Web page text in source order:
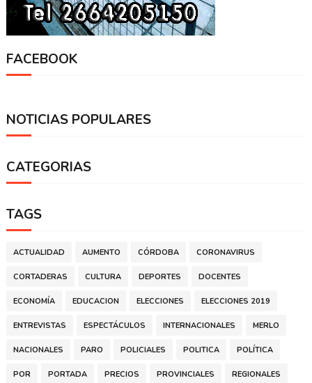
FACEBOOK
NOTICIAS POPULARES
CATEGORIAS
TAGS
ACTUALIDAD AUMENTO CÓRDOBA CORONAVIRUS
CORTADERAS CULTURA DEPORTES DOCENTES
ECONOMÍA EDUCACION ELECCIONES ELECCIONES 2019
ENTREVISTAS ESPECTÁCULOS INTERNACIONALES MERLO
NACIONALES PARO POLICIALES POLITICA POLÍTICA
POR PORTADA PRECIOS PROVINCIALES REGIONALES